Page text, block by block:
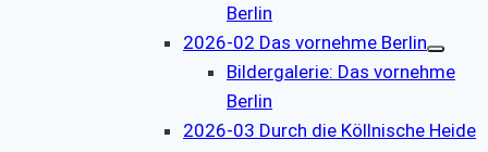
Berlin
2026-02 Das vornehme Berlin
Bildergalerie: Das vornehme
Berlin
2026-03 Durch die Köllnische Heide